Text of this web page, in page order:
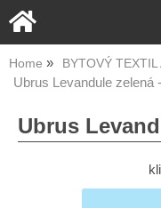
Home BYTOVÝ TEXTIL
Ubrus Levandule zelená
Ubrus